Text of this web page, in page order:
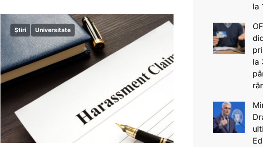
Știri Universitate
la
la